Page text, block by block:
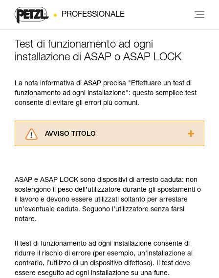
PROFESSIONALE
Test di funzionamento ad ogni
installazione di ASAP o ASAP LOCK
La nota informativa di ASAP precisa "Effettuare un test di
funzionamento ad ogni installazione": questo semplice test
consente di evitare gli errori più comuni.
AVVISO TITOLO
informazioni dell’istruzione tecnica per poter
capire queste ulteriori informazioni.
La padronanza di queste tecniche richiede una
formazione ed un addestramento specifico.
sicurezza, prima di riprodurla autonomamente.
Forniamo esempi di tecniche relative alla vostra
attività. Ne possono esistere altre che non
vengono qui descritte.
ASAP e ASAP LOCK sono dispositivi di arresto caduta: non
sostengono il peso dell’utilizzatore durante gli spostamenti o
il lavoro e devono essere utilizzati soltanto per arrestare
un’eventuale caduta. Seguono l’utilizzatore senza farsi
notare.
Il test di funzionamento ad ogni installazione consente di
ridurre il rischio di errore (per esempio, un’installazione al
contrario, l’utilizzo di un dispositivo difettoso). Il test deve
essere eseguito ad ogni installazione su una fune.